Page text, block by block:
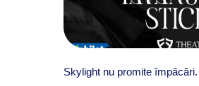
Skylight nu promite împăcări.